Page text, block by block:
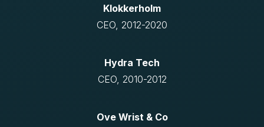
Klokkerholm
CEO, 2012-2020
Hydra Tech
CEO, 2010-2012
Ove Wrist & Co